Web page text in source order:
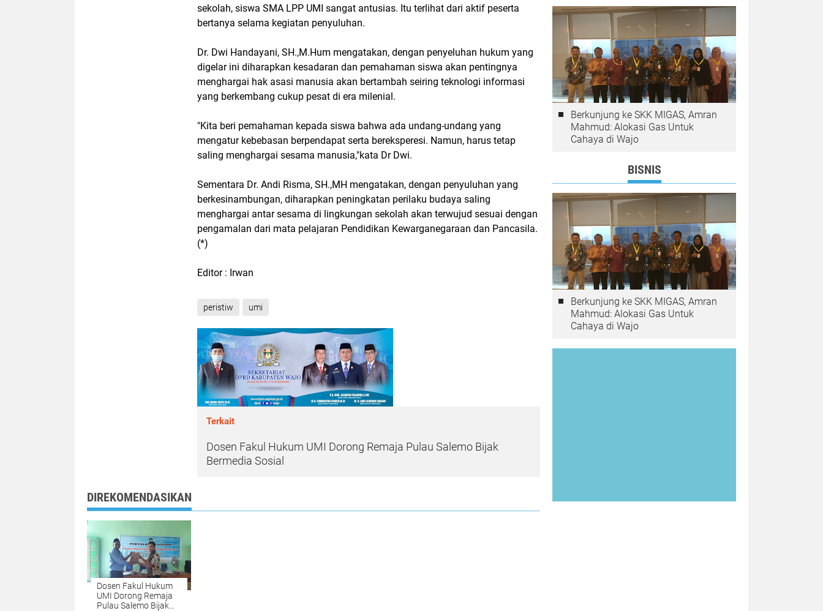
sekolah, siswa SMA LPP UMI sangat antusias. Itu terlihat dari aktif peserta
bertanya selama kegiatan penyuluhan.
Dr. Dwi Handayani, SH.,M.Hum mengatakan, dengan penyeluhan hukum yang
digelar ini diharapkan kesadaran dan pemahaman siswa akan pentingnya
menghargai hak asasi manusia akan bertambah seiring teknologi informasi
yang berkembang cukup pesat di era milenial.
"Kita beri pemahaman kepada siswa bahwa ada undang-undang yang
mengatur kebebasan berpendapat serta bereksperesi. Namun, harus tetap
saling menghargai sesama manusia,"kata Dr Dwi.
Sementara Dr. Andi Risma, SH.,MH mengatakan, dengan penyuluhan yang
berkesinambungan, diharapkan peningkatan perilaku budaya saling
menghargai antar sesama di lingkungan sekolah akan terwujud sesuai dengan
pengamalan dari mata pelajaran Pendidikan Kewarganegaraan dan Pancasila.
(*)
Editor : Irwan
peristiw umi
Terkait
Dosen Fakul Hukum UMI Dorong Remaja Pulau Salemo Bijak
Bermedia Sosial
DIREKOMENDASIKAN
Dosen Fakul Hukum
UMI Dorong Remaja
Pulau Salemo Bijak
Berkunjung ke SKK MIGAS, Amran
Mahmud: Alokasi Gas Untuk
Cahaya di Wajo
BISNIS
Berkunjung ke SKK MIGAS, Amran
Mahmud: Alokasi Gas Untuk
Cahaya di Wajo